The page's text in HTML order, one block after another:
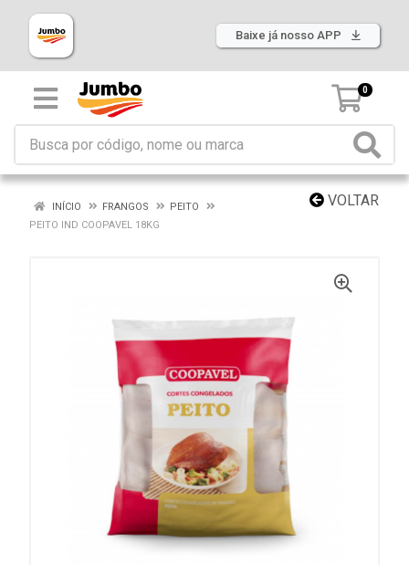
Baixe já nosso APP
0
VOLTAR
INÍCIO FRANGOS
PEITO
PEITO IND COOPAVEL 18KG